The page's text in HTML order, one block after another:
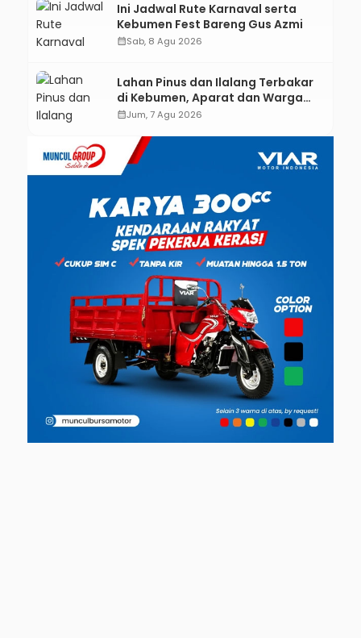
Ini Jadwal Rute Karnaval serta
Kebumen Fest Bareng Gus Azmi
calendar_monthSab, 8 Agu 2026
Lahan Pinus dan Ilalang Terbakar
di Kebumen, Aparat dan Warga
Padamkan Api Secara Manual
calendar_monthJum, 7 Agu 2026